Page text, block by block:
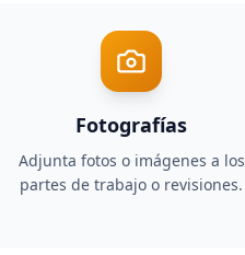
Fotografías
Adjunta fotos o imágenes a los
partes de trabajo o revisiones.